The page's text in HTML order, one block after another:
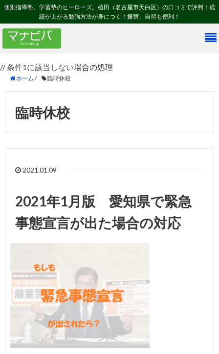
個別指導塾、学習塾のヒーローズ。植田（名古屋市天白区）の口コミで評判！成
績が上がる勉強方法が身につく！振替、自習も便利！
// 条件1に該当しない場合の処理
ホーム / 臨時休校
臨時休校
2021.01.09
2021年1月版 愛知県で緊急
事態宣言が出た場合の対応